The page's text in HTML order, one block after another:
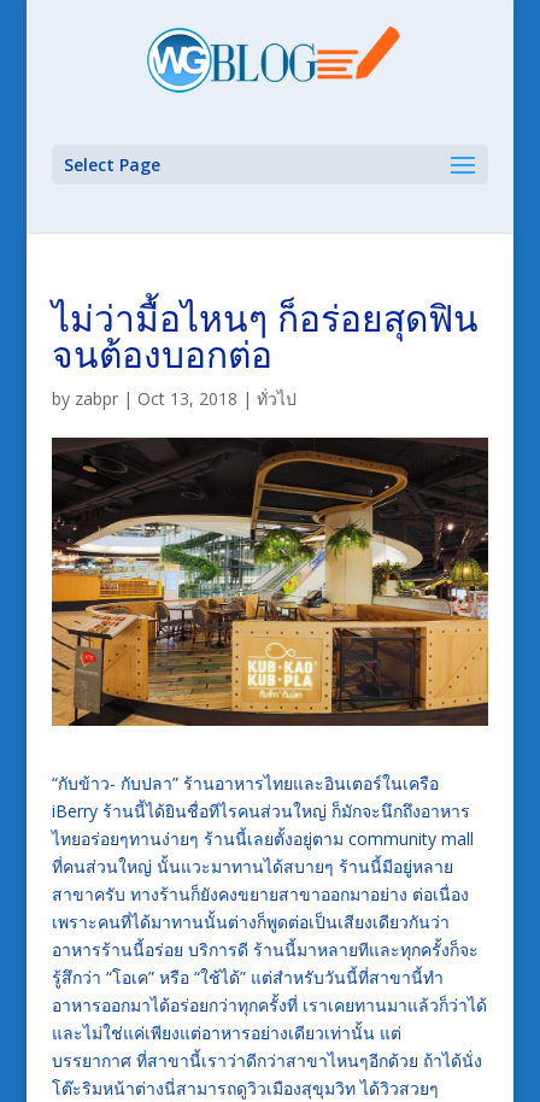
Select Page
ไม่ว่ามื้อไหนๆ ก็อร่อยสุดฟิน
จนต้องบอกต่อ
by zabpr| Oct 13, 2018 | ทั่วไป
“กับข้าว- กับปลา” ร้านอาหารไทยและอินเตอร์ในเครือ
iBerry ร้านนี้ได้ยินชื่อทีไรคนส่วนใหญ่ ก็มักจะนึกถึงอาหาร
ไทยอร่อยๆทานง่ายๆ ร้านนี้เลยตั้งอยู่ตาม community mall
ที่คนส่วนใหญ่ นั้นแวะมาทานได้สบายๆ ร้านนี้มีอยู่หลาย
สาขาครับ ทางร้านก็ยังคงขยายสาขาออกมาอย่าง ต่อเนื่อง
เพราะคนที่ได้มาทานนั้นต่างก็พูดต่อเป็นเสียงเดียวกันว่า
อาหารร้านนี้อร่อย บริการดี ร้านนี้มาหลายทีและทุกครั้งก็จะ
รู้สึกว่า “โอเค” หรือ “ใช้ได้” แต่สำหรับวันนี้ที่สาขานี้ทำ
อาหารออกมาได้อร่อยกว่าทุกครั้งที่ เราเคยทานมาแล้วก็ว่าได้
และไม่ใช่แค่เพียงแต่อาหารอย่างเดียวเท่านั้น แต่
บรรยากาศ ที่สาขานี้เราว่าดีกว่าสาขาไหนๆอีกด้วย ถ้าได้นั่ง
โต๊ะริมหน้าต่างนี่สามารถดูวิวเมืองสุขุมวิท ได้วิวสวยๆ